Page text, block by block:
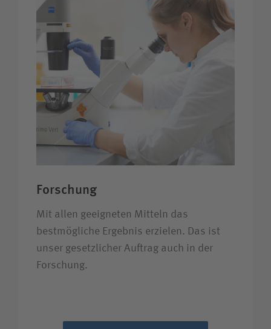
Forschung
Mit allen geeigneten Mitteln das
bestmögliche Ergebnis erzielen. Das ist
unser gesetzlicher Auftrag auch in der
Forschung.